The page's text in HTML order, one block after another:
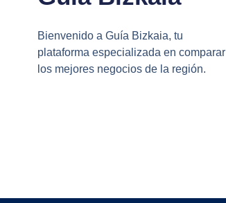
Bienvenido a Guía Bizkaia, tu
plataforma especializada en comparar
los mejores negocios de la región.